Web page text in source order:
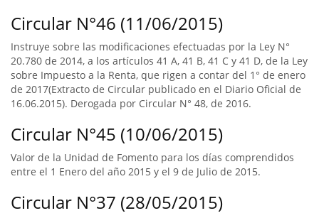
Circular N°46 (11/06/2015)
Instruye sobre las modificaciones efectuadas por la Ley N°
20.780 de 2014, a los artículos 41 A, 41 B, 41 C y 41 D, de la Ley
sobre Impuesto a la Renta, que rigen a contar del 1° de enero
de 2017(Extracto de Circular publicado en el Diario Oficial de
16.06.2015). Derogada por Circular N° 48, de 2016.
Circular N°45 (10/06/2015)
Valor de la Unidad de Fomento para los días comprendidos
entre el 1 Enero del año 2015 y el 9 de Julio de 2015.
Circular N°37 (28/05/2015)